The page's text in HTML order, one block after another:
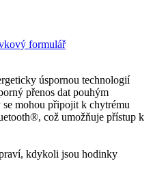
formulář
úspornou technologií
přenos dat pouhým
mohou připojit k chytrému
což umožňuje přístup k
kdykoli jsou hodinky